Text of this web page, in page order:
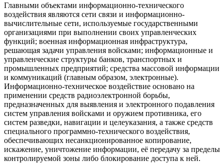
Главными объектами информационно-технического
воздействия являются сети связи и информационно-
вычислительные сети, используемые государственными
организациями при выполнении своих управленческих
функций; военная информационная инфраструктура,
решающая задачи управления войсками; информационные и
управленческие структуры банков, транспортных и
промышленных предприятий; средства массовой информации
и коммуникаций (главным образом, электронные).
Информационно-техническое воздействие основано на
применении средств радиоэлектронной борьбы,
предназначенных для выявления и электронного подавления
систем управления войсками и оружием противника, его
систем разведки, навигации и целеуказания, а также средств
специального программно-технического воздействия,
обеспечивающих несанкционированное копирование,
искажение, уничтожение информации, её передачу за пределы
контролируемой зоны либо блокирование доступа к ней.